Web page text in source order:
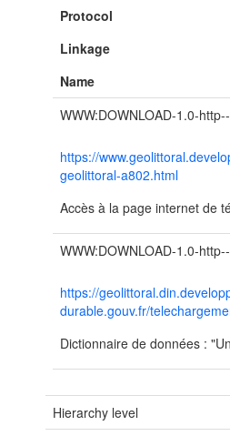
Protocol
Linkage
Name
WWW:DOWNLOAD-1.0-
https://
geolittoral-a802.html
Accès à la page internet de
WWW:DOWNLOAD-1.0-
https://
durable.gouv.fr/
Dictionnaire de données :
Hierarchy level